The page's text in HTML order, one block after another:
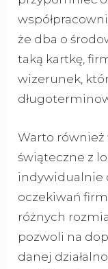
że dba o
taką kartkę,
wizerunek,
Warto również
świąteczne z
indywidualnie
oczekiwań
różnych
pozwoli na
danej